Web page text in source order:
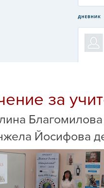
за
Благомилова
Йосифова